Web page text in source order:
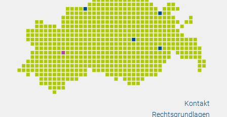
Kontakt
Rechtsgrundlagen